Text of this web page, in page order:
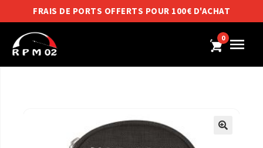
FRAIS DE PORTS OFFERTS POUR 100€ D'ACHAT
0